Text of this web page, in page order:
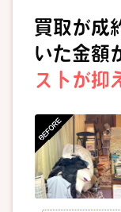
買取が成
いた金額
ストが抑